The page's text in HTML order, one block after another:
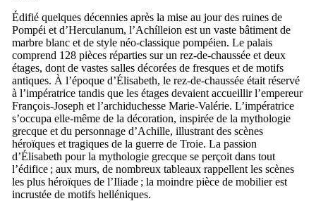
Édifié quelques décennies après la mise au jour des ruines de
Pompéi et d’Herculanum, l’Achílleion est un vaste bâtiment de
marbre blanc et de style néo-classique pompéien. Le palais
comprend 128 pièces réparties sur un rez-de-chaussée et deux
étages, dont de vastes salles décorées de fresques et de motifs
antiques. À l’époque d’Élisabeth, le rez-de-chaussée était réservé
à l’impératrice tandis que les étages devaient accueillir l’empereur
François-Joseph et l’archiduchesse Marie-Valérie. L’impératrice
s’occupa elle-même de la décoration, inspirée de la mythologie
grecque et du personnage d’Achille, illustrant des scènes
héroïques et tragiques de la guerre de Troie. La passion
d’Élisabeth pour la mythologie grecque se perçoit dans tout
l’édifice ; aux murs, de nombreux tableaux rappellent les scènes
les plus héroïques de l’Iliade ; la moindre pièce de mobilier est
incrustée de motifs helléniques.